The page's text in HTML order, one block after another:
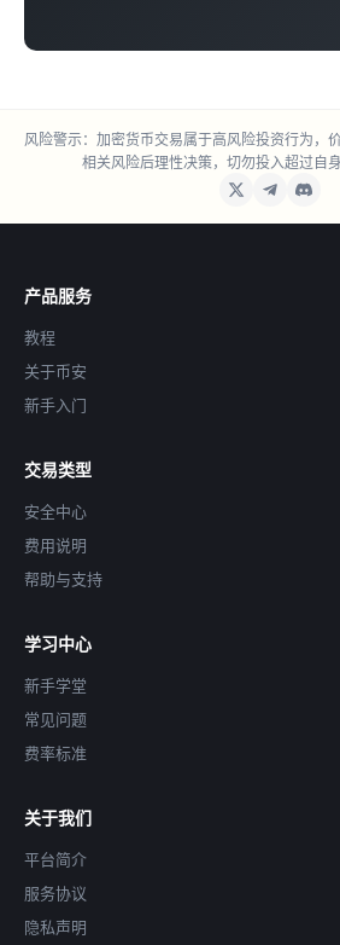
风险警示：加密货币交易属于高风险投资行为，
相关风险后理性决策，切勿投入超过自
产品服务
教程
关于币安
新手入门
交易类型
安全中心
费用说明
帮助与支持
学习中心
新手学堂
常见问题
费率标准
关于我们
平台简介
服务协议
隐私声明